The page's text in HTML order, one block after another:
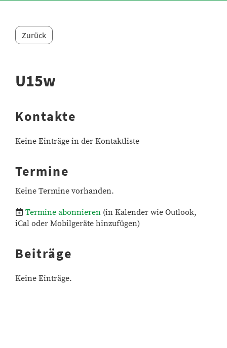
Zurück
U15w
Kontakte
Keine Einträge in der Kontaktliste
Termine
Keine Termine vorhanden.
Termine abonnieren (in Kalender wie Outlook,
iCal oder Mobilgeräte hinzufügen)
Beiträge
Keine Einträge.